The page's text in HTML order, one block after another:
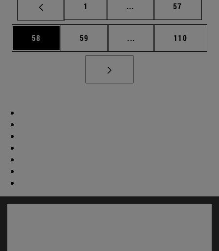
Página
1 ... Páginas intermedias
Página
57
Página
58 Página
59 ... Páginas intermedias
Página
110